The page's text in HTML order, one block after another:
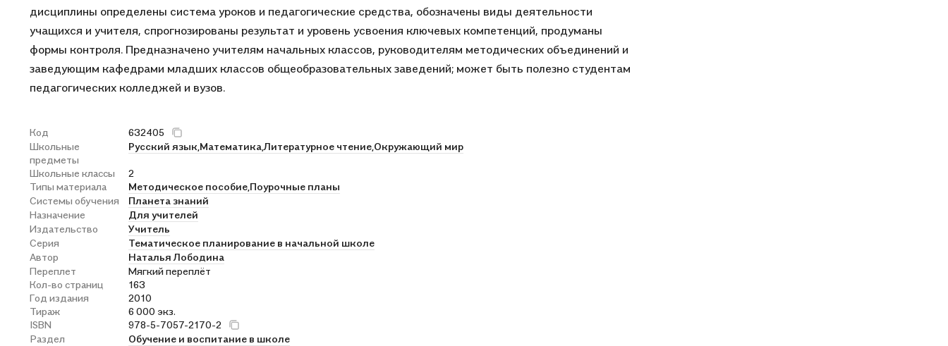
дисциплины определены система уроков и педагогические средства, обозначены виды деятельности
учащихся и учителя, спрогнозированы результат и уровень усвоения ключевых компетенций, продуманы
формы контроля. Предназначено учителям начальных классов, руководителям методических объединений и
заведующим кафедрами младших классов общеобразовательных заведений; может быть полезно студентам
педагогических колледжей и вузов.
Код
632405
Школьные
предметы
Русский язык, Математика,Литературное чтение, Окружающий мир
Школьные классы
2
Типы материала
Методическое пособие, Поурочные планы
Системы обучения
Планета знаний
Назначение
Для учителей
Издательство
Учитель
Серия
Тематическое планирование в начальной школе
Автор
Наталья Лободина
Переплет
Мягкий переплёт
Кол-во страниц
163
Год издания
2010
Тираж
6 000 экз.
ISBN
978-5-7057-2170-2
Раздел
Обучение и воспитание в школе